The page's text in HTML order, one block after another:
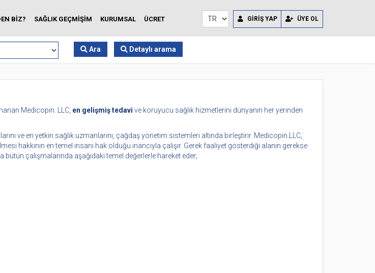
BİZ? SAĞLIK GEÇMİŞİM KURUMSAL ÜCRET GİRİŞ YAP ÜYE OL
Ara Detaylı arama
Medicopin. LLC, en gelişmiş tedavi ve koruyucu sağlık hizmetlerini dünyanın her yerinden
ve en yetkin sağlık uzmanlarını, çağdaş yönetim sistemleri altında birleştirir. Medicopin.LLC,
hakkının en temel insani hak olduğu inancıyla çalışır. Gerek faaliyet gösterdiği alanın gerekse
çalışmalarında aşağıdaki temel değerlerle hareket eder;